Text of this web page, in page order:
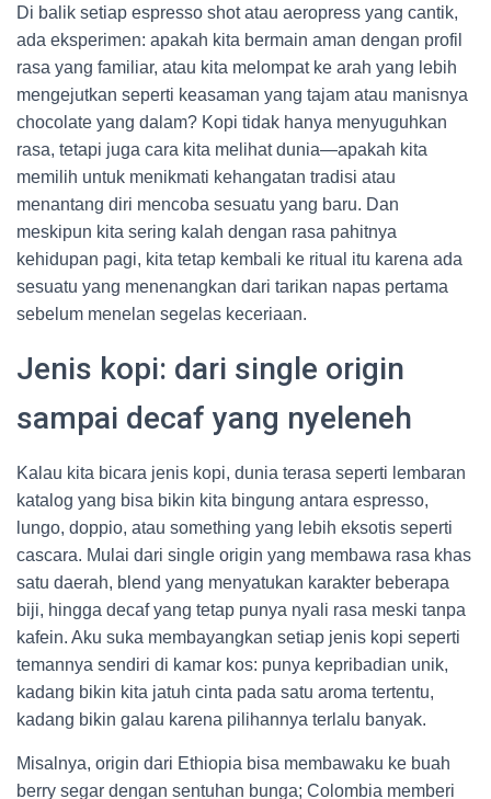
Di balik setiap espresso shot atau aeropress yang cantik,
ada eksperimen: apakah kita bermain aman dengan profil
rasa yang familiar, atau kita melompat ke arah yang lebih
mengejutkan seperti keasaman yang tajam atau manisnya
chocolate yang dalam? Kopi tidak hanya menyuguhkan
rasa, tetapi juga cara kita melihat dunia—apakah kita
memilih untuk menikmati kehangatan tradisi atau
menantang diri mencoba sesuatu yang baru. Dan
meskipun kita sering kalah dengan rasa pahitnya
kehidupan pagi, kita tetap kembali ke ritual itu karena ada
sesuatu yang menenangkan dari tarikan napas pertama
sebelum menelan segelas keceriaan.
Jenis kopi: dari single origin
sampai decaf yang nyeleneh
Kalau kita bicara jenis kopi, dunia terasa seperti lembaran
katalog yang bisa bikin kita bingung antara espresso,
lungo, doppio, atau something yang lebih eksotis seperti
cascara. Mulai dari single origin yang membawa rasa khas
satu daerah, blend yang menyatukan karakter beberapa
biji, hingga decaf yang tetap punya nyali rasa meski tanpa
kafein. Aku suka membayangkan setiap jenis kopi seperti
temannya sendiri di kamar kos: punya kepribadian unik,
kadang bikin kita jatuh cinta pada satu aroma tertentu,
kadang bikin galau karena pilihannya terlalu banyak.
Misalnya, origin dari Ethiopia bisa membawaku ke buah
berry segar dengan sentuhan bunga; Colombia memberi